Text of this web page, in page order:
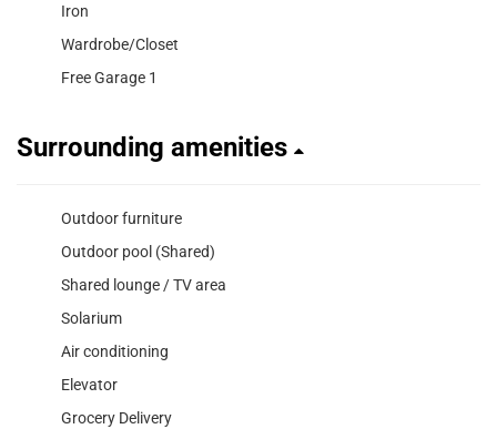
Iron
Wardrobe/Closet
Free Garage 1
Surrounding amenities
Outdoor furniture
Outdoor pool (Shared)
Shared lounge / TV area
Solarium
Air conditioning
Elevator
Grocery Delivery